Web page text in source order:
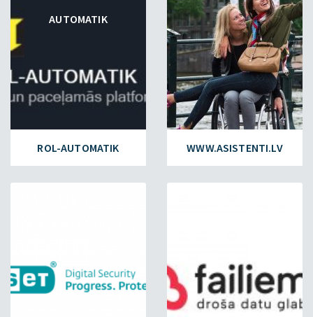
AUTOMATIK
ROL-AUTOMATIK WWW.ASISTENTI.LV